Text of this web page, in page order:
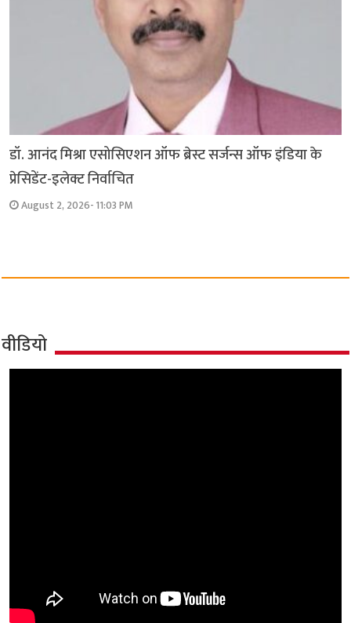
डॉ. आनंद मिश्रा एसोसिएशन ऑफ ब्रेस्ट सर्जन्स ऑफ इंडिया के
प्रेसिडेंट-इलेक्ट निर्वाचित
August 2, 2026- 11:03 PM
वीडियो